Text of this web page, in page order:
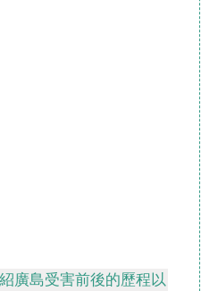
廣島受害前後的歷程以